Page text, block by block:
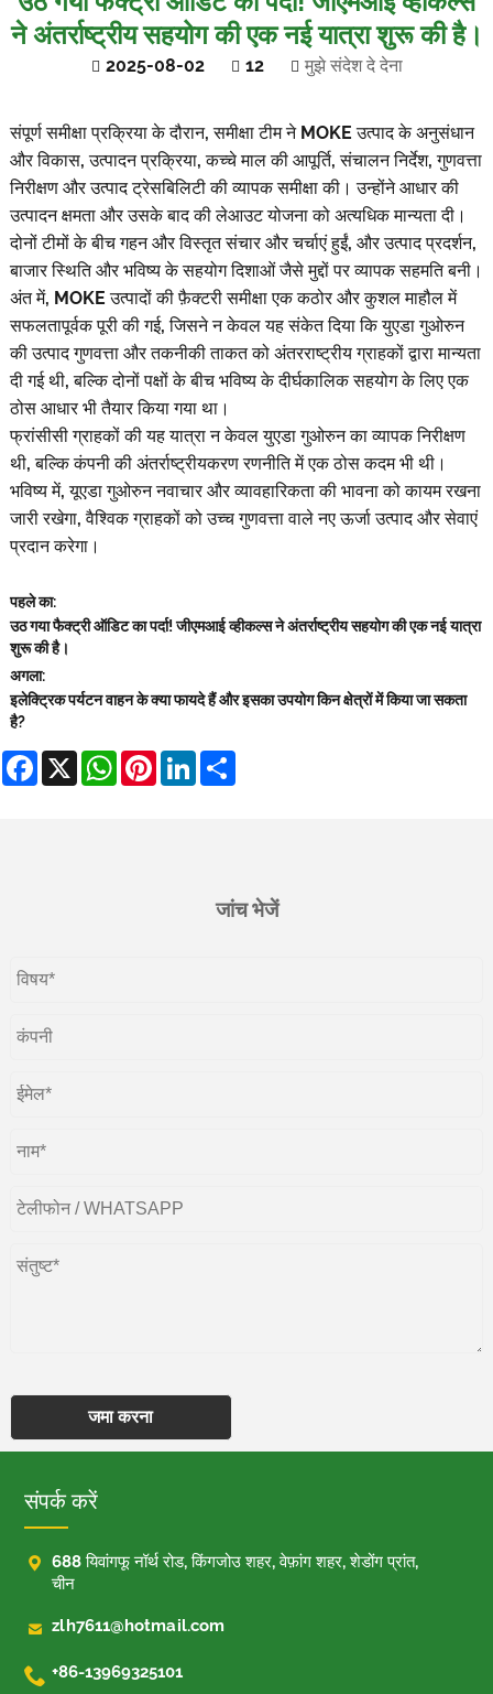
ने अंतर्राष्ट्रीय सहयोग की एक नई यात्रा शुरू की है।
2025-08-02 12 मुझे संदेश दे देना
संपूर्ण समीक्षा प्रक्रिया के दौरान, समीक्षा टीम ने MOKE उत्पाद के अनुसंधान
और विकास, उत्पादन प्रक्रिया, कच्चे माल की आपूर्ति, संचालन निर्देश, गुणवत्ता
निरीक्षण और उत्पाद ट्रेसबिलिटी की व्यापक समीक्षा की। उन्होंने आधार की
उत्पादन क्षमता और उसके बाद की लेआउट योजना को अत्यधिक मान्यता दी।
दोनों टीमों के बीच गहन और विस्तृत संचार और चर्चाएं हुईं, और उत्पाद प्रदर्शन,
बाजार स्थिति और भविष्य के सहयोग दिशाओं जैसे मुद्दों पर व्यापक सहमति बनी।
अंत में, MOKE उत्पादों की फ़ैक्टरी समीक्षा एक कठोर और कुशल माहौल में
सफलतापूर्वक पूरी की गई, जिसने न केवल यह संकेत दिया कि युएडा गुओरुन
की उत्पाद गुणवत्ता और तकनीकी ताकत को अंतरराष्ट्रीय ग्राहकों द्वारा मान्यता
दी गई थी, बल्कि दोनों पक्षों के बीच भविष्य के दीर्घकालिक सहयोग के लिए एक
ठोस आधार भी तैयार किया गया था।
फ्रांसीसी ग्राहकों की यह यात्रा न केवल युएडा गुओरुन का व्यापक निरीक्षण
थी, बल्कि कंपनी की अंतर्राष्ट्रीयकरण रणनीति में एक ठोस कदम भी थी।
भविष्य में, यूएडा गुओरुन नवाचार और व्यावहारिकता की भावना को कायम रखना
जारी रखेगा, वैश्विक ग्राहकों को उच्च गुणवत्ता वाले नए ऊर्जा उत्पाद और सेवाएं
प्रदान करेगा।
पहले का:
उठ गया फैक्ट्री ऑडिट का पर्दा! जीएमआई व्हीकल्स ने अंतर्राष्ट्रीय सहयोग की एक नई यात्रा
शुरू की है।
अगला:
इलेक्ट्रिक पर्यटन वाहन के क्या फायदे हैं और इसका उपयोग किन क्षेत्रों में किया जा सकता
है?
Facebook
X WhatsApp
Pinterest
LinkedIn
जांच भेजें
जमा करना
संपर्क करें
 688 यिवांगफू नॉर्थ रोड, किंगजोउ शहर, वेफ़ांग शहर, शेडोंग प्रांत,
चीन
 zlh7611@hotmail.com
 +86-13969325101